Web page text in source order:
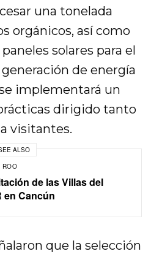
una tonelada
orgánicos, así como
solares para el
de energía
implementará un
dirigido tanto
visitantes.
ALSO
ROO
de las Villas del
en Cancún
que la selección